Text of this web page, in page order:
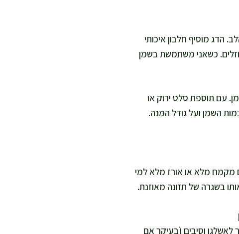
הדג מוסיף חלבון איכותי
נוזלים. כשאני משתמשת בשמן
עם תוספת סלט ירוק או
השמן ועל גודל המנה.
עם לחם מקמח מלא או אורז מלא למי
בשגרה של תזונה מאוזנת.
קלופים וחתוכים לקוביות 2–3 ס"מ – מקור לאשלגן וסיבים (בעיקר אם